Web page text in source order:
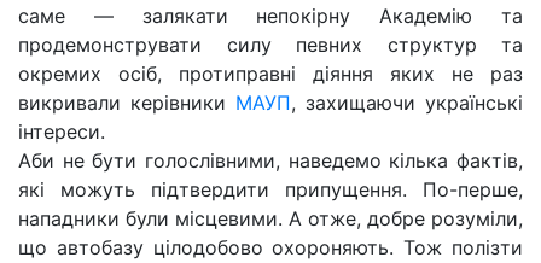
саме — залякати непокірну Академію та
продемонструвати силу певних структур та
окремих осіб, протиправні діяння яких не раз
викривали керівники МАУП, захищаючи українські
інтереси.
Аби не бути голослівними, наведемо кілька фактів,
які можуть підтвердити припущення. По-перше,
нападники були місцевими. А отже, добре розуміли,
що автобазу цілодобово охороняють. Тож полізти